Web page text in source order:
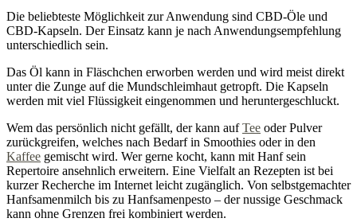
Die beliebteste Möglichkeit zur Anwendung sind CBD-Öle und
CBD-Kapseln. Der Einsatz kann je nach Anwendungsempfehlung
unterschiedlich sein.
Das Öl kann in Fläschchen erworben werden und wird meist direkt
unter die Zunge auf die Mundschleimhaut getropft. Die Kapseln
werden mit viel Flüssigkeit eingenommen und heruntergeschluckt.
Wem das persönlich nicht gefällt, der kann aufTee oder Pulver
zurückgreifen, welches nach Bedarf in Smoothies oder in den
Kaffee gemischt wird. Wer gerne kocht, kann mit Hanf sein
Repertoire ansehnlich erweitern. Eine Vielfalt an Rezepten ist bei
kurzer Recherche im Internet leicht zugänglich. Von selbstgemachter
Hanfsamenmilch bis zu Hanfsamenpesto – der nussige Geschmack
kann ohne Grenzen frei kombiniert werden.